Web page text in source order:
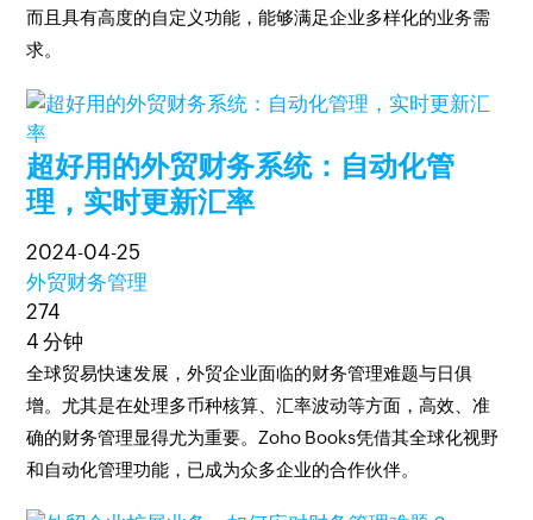
而且具有高度的自定义功能，能够满足企业多样化的业务需
求。
超好用的外贸财务系统：自动化管
理，实时更新汇率
2024-04-25
外贸财务管理
274
4 分钟
全球贸易快速发展，外贸企业面临的财务管理难题与日俱
增。尤其是在处理多币种核算、汇率波动等方面，高效、准
确的财务管理显得尤为重要。Zoho Books凭借其全球化视野
和自动化管理功能，已成为众多企业的合作伙伴。